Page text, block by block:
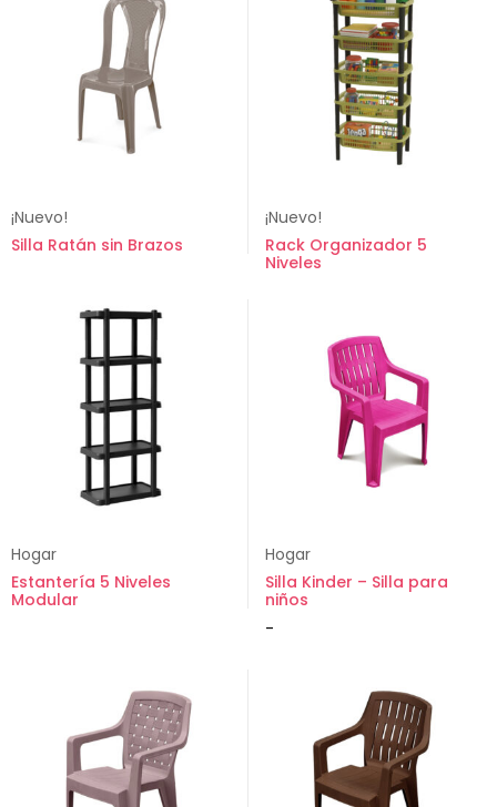
¡Nuevo!
Silla Ratán sin Brazos
¡Nuevo!
Rack Organizador 5
Niveles
Hogar
Estantería 5 Niveles
Modular
Hogar
Silla Kinder – Silla para
niños
-